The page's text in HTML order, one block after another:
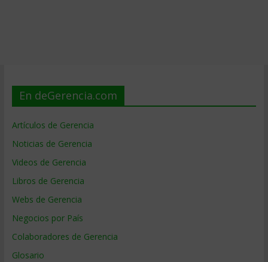
En deGerencia.com
Artículos de Gerencia
Noticias de Gerencia
Videos de Gerencia
Libros de Gerencia
Webs de Gerencia
Negocios por País
Colaboradores de Gerencia
Glosario